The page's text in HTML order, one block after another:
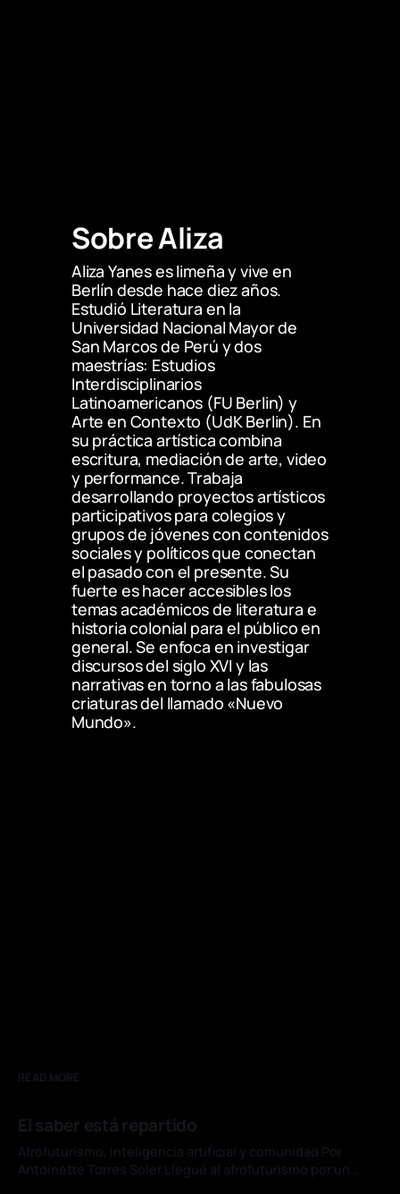
Amazofu(turism) en Madrid
Sobre Aliza
Aliza Yanes es limeña y vive en
Berlín desde hace diez años.
Estudió Literatura en la
Universidad Nacional Mayor de
San Marcos de Perú y dos
maestrías: Estudios
Interdisciplinarios
Latinoamericanos (FU Berlin) y
Arte en Contexto (UdK Berlin). En
su práctica artística combina
escritura, mediación de arte, video
y performance. Trabaja
desarrollando proyectos artísticos
participativos para colegios y
grupos de jóvenes con contenidos
sociales y políticos que conectan
el pasado con el presente. Su
fuerte es hacer accesibles los
temas académicos de literatura e
historia colonial para el público en
general. Se enfoca en investigar
discursos del siglo XVI y las
narrativas en torno a las fabulosas
criaturas del llamado «Nuevo
Mundo».
READ MORE
El saber está repartido
Afrofuturismo, inteligencia artificial y comunidad Por
Antoinette Torres Soler Llegué al afrofuturismo por un